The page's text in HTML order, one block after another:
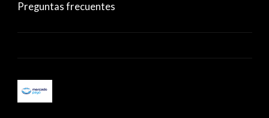
Preguntas frecuentes